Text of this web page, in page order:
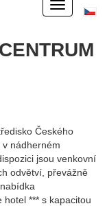
Menu
Českého
nádherném
jsou venkovní
odvětví, převážně
*** s kapacitou